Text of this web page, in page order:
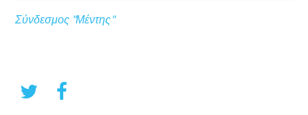
Σύνδεσμος "Μέντης"